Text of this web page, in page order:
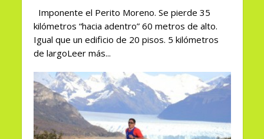
Imponente el Perito Moreno. Se pierde 35
kilómetros “hacia adentro” 60 metros de alto.
Igual que un edificio de 20 pisos. 5 kilómetros
de largoLeer más...